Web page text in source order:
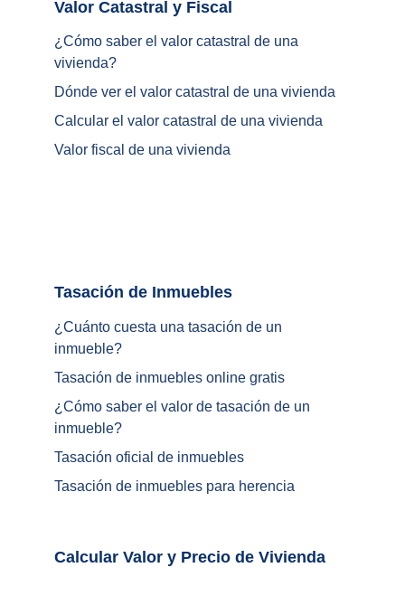
¿Cuánto cuesta una tasación de un
inmueble?
Tasación de inmuebles online gratis
¿ Cómo saber el valor de tasación de un
inmueble?
Tasación oficial de inmuebles
Tasación de inmuebles para herencia
¿ Cómo saber el valor catastral de una
vivienda?
Dónde ver el valor catastral de una vivienda
Calcular el valor catastral de una vivienda
Valor fiscal de una vivienda